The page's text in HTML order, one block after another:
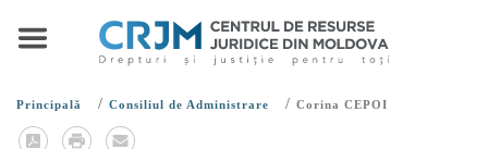
Principală / Consiliul de Administrare / Corina CEPOI